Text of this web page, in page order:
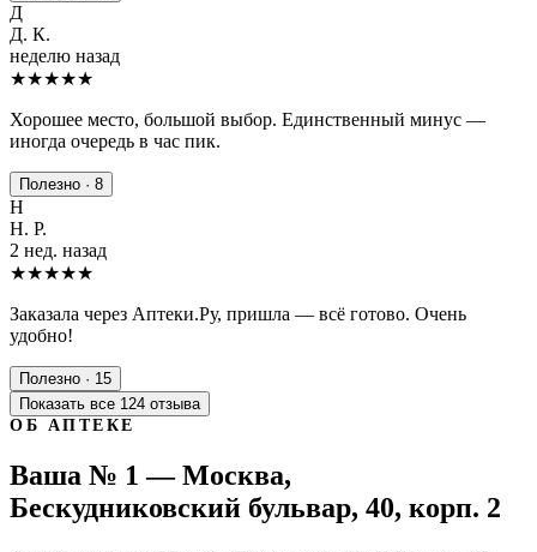
Д
Д. К.
неделю назад
★★★★★
Хорошее место, большой выбор. Единственный минус —
иногда очередь в час пик.
Полезно · 8
Н
Н. Р.
2 нед. назад
★★★★★
Заказала через Аптеки.Ру, пришла — всё готово. Очень
удобно!
Полезно · 15
Показать все 124 отзыва
ОБ АПТЕКЕ
Ваша № 1 — Москва,
Бескудниковский бульвар, 40, корп. 2